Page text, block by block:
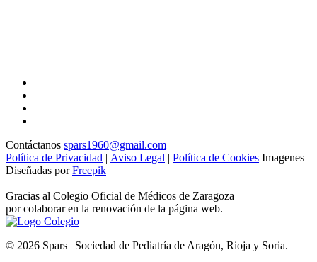
Contáctanos spars1960@gmail.com
Política de Privacidad | Aviso Legal | Política de Cookies Imagenes
Diseñadas porFreepik
Gracias al Colegio Oficial de Médicos de Zaragoza
por colaborar en la renovación de la página web.
© 2026 Spars | Sociedad de Pediatría de Aragón, Rioja y Soria.